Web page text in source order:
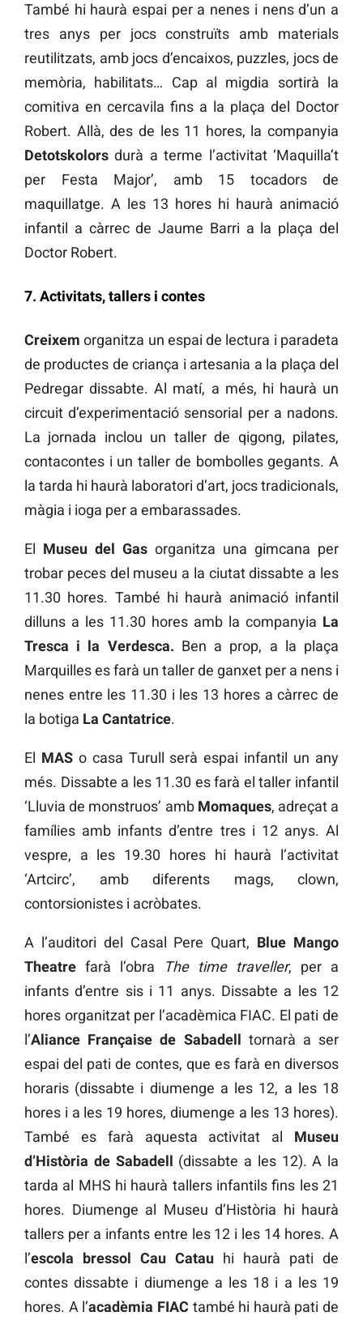
També hi haurà espai per a nenes i nens d’un a
tres anys per jocs construïts amb materials
reutilitzats, amb jocs d’encaixos, puzzles, jocs de
memòria, habilitats… Cap al migdia sortirà la
comitiva en cercavila fins a la plaça del Doctor
Robert. Allà, des de les 11 hores, la companyia
Detotskolors durà a terme l’activitat ‘Maquilla’t
per Festa Major’, amb 15 tocadors de
maquillatge. A les 13 hores hi haurà animació
infantil a càrrec de Jaume Barri a la plaça del
Doctor Robert.
7. Activitats, tallers i contes
Creixem organitza un espai de lectura i paradeta
de productes de criança i artesania a la plaça del
Pedregar dissabte. Al matí, a més, hi haurà un
circuit d’experimentació sensorial per a nadons.
La jornada inclou un taller de qigong, pilates,
contacontes i un taller de bombolles gegants. A
la tarda hi haurà laboratori d’art, jocs tradicionals,
màgia i ioga per a embarassades.
El Museu del Gas organitza una gimcana per
trobar peces del museu a la ciutat dissabte a les
11.30 hores. També hi haurà animació infantil
dilluns a les 11.30 hores amb la companyia La
Tresca i la Verdesca. Ben a prop, a la plaça
Marquilles es farà un taller de ganxet per a nens i
nenes entre les 11.30 i les 13 hores a càrrec de
la botiga La Cantatrice.
El MASo casa Turull serà espai infantil un any
més. Dissabte a les 11.30 es farà el taller infantil
‘Lluvia de monstruos’ amb Momaques, adreçat a
famílies amb infants d’entre tres i 12 anys. Al
vespre, a les 19.30 hores hi haurà l’activitat
‘Artcirc’, amb diferents mags, clown,
contorsionistes i acròbates.
A l’auditori del Casal Pere Quart, Blue Mango
Theatre farà l’obra The time traveller, per a
infants d’entre sis i 11 anys. Dissabte a les 12
hores organitzat per l’acadèmica FIAC. El pati de
l’Aliance Française de Sabadell tornarà a ser
espai del pati de contes, que es farà en diversos
horaris (dissabte i diumenge a les 12, a les 18
hores i a les 19 hores, diumenge a les 13 hores).
També es farà aquesta activitat al Museu
d’Història de Sabadell (dissabte a les 12). A la
tarda al MHS hi haurà tallers infantils fins les 21
hores. Diumenge al Museu d’Història hi haurà
tallers per a infants entre les 12 i les 14 hores. A
l’escola bressol Cau Catau hi haurà pati de
contes dissabte i diumenge a les 18 i a les 19
hores. A l’acadèmia FIAC també hi haurà pati de